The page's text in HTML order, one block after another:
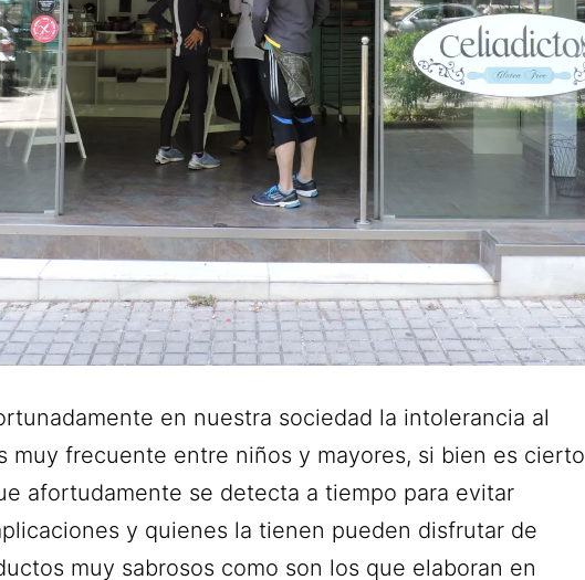
en nuestra sociedad la intolerancia al
muy frecuente entre niños y mayores, si bien es cierto
afortudamente se detecta a tiempo para evitar
y quienes la tienen pueden disfrutar de
muy sabrosos como son los que elaboran en